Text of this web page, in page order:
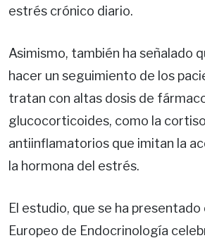
estrés crónico diario.
Asimismo, también ha señalado
hacer un seguimiento de los
tratan con altas dosis de
glucocorticoides, como la
antiinflamatorios que imitan la
la hormona del estrés.
El estudio, que se ha
Europeo de Endocrinología